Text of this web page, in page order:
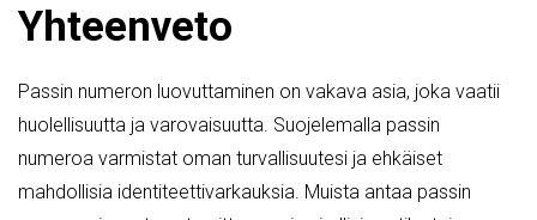
Yhteenveto
Passin numeron luovuttaminen on vakava asia, joka vaatii
huolellisuutta ja varovaisuutta. Suojelemalla passin
numeroa varmistat oman turvallisuutesi ja ehkäiset
mahdollisia identiteettivarkauksia. Muista antaa passin